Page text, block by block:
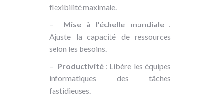
flexibilité maximale.
– Mise à l’échelle mondiale:
Ajuste la capacité de ressources
selon les besoins.
– Productivité: Libère les équipes
informatiques des tâches
fastidieuses.